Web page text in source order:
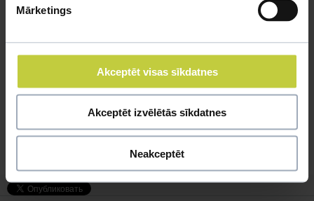
Mārketings
Akceptēt visas sīkdatnes
Akceptēt izvēlētās sīkdatnes
Neakceptēt
шоколадом, конфетами, баклажанами, молочными
соль и сахар, грибами, оливками, чесноком, ревенем.
Наиболее распространенные проблемы со здоровьем:
чрезмерно отросшие когти и клюв, эктопаразиты,
воспаление дыхательных путей, ранения, травмы,